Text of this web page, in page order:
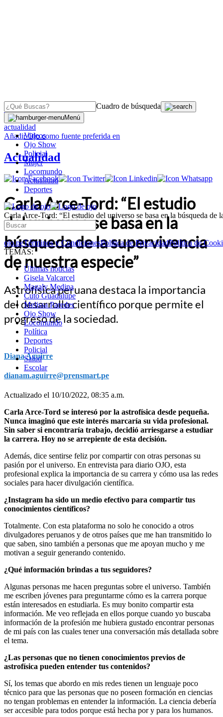
Cuadro de búsqueda
Menú
Videos
Ojo Show
Policial
Mujer
Locomundo
Actualidad
Deportes
Carla Arce-Tord: “El estudio del universo se basa en la búsqueda de
ojo.peTérminos y CondicionesPolítica de PrivacidadPolítica de
TEMAS:
Últimas noticias
Gisela Valcarcel
Magaly Medina
Cuto Guadalupe
Melissa Paredes
Ojo Show
Locomundo
Política
Deportes
Policial
Salud
Escolar
OJO
actualidad
AñadirOjocomo fuente preferida en
Actualidad
Carla Arce-Tord: “El estudio
del universo se basa en la
búsqueda de la supervivencia
de nuestra especie”
Astrofísica peruana destaca la importancia
del desarrollo científico porque permite el
progreso de la sociedad.
Diana Aguirre
dianam.aguirre@prensmart.pe
Actualizado el 10/10/2022, 08:35 a.m.
Carla Arce-Tord se interesó por la astrofísica desde pequeña.
Nunca imaginó que este interés marcaría su vida profesional.
Sin saber si encontraría trabajo, decidió arriesgarse a estudiar
la carrera. Hoy no se arrepiente de esta decisión.
Además, dice sentirse feliz por compartir con otras personas su
pasión por el universo. En entrevista para diario OJO, esta
profesional explica la importancia de su carrera y cómo usa las redes
sociales para hacer divulgación científica.
¿Instagram ha sido un medio efectivo para compartir tus
conocimientos científicos?
Totalmente. Con esta plataforma no solo he conocido a otros
divulgadores peruanos y de otros países que me han transmitido lo
que saben, sino también a personas que me apoyan mucho y me
motivan a seguir generando contenido.
¿Qué información brindas a tus seguidores?
Algunas personas me hacen preguntas sobre el universo. También
me escriben jóvenes para preguntarme cómo es la carrera porque
están interesados en estudiarla. Es muy bonito compartir esta
información. Me veo reflejada en ellos porque cuando yo buscaba
información de la profesión me hubiera gustado encontrar personas
de mi país con las cuales tener una conversación más detallada sobre
el tema.
¿Las personas que no tienen conocimientos previos de
astrofísica pueden entender tus contenidos?
Sí, los temas que abordo en mis redes tienen un lenguaje poco
técnico para que las personas que no poseen formación en ciencias
no tengan problemas en entender la información. La ciencia debería
ser accesible para todos porque está hecha por y para los humanos.